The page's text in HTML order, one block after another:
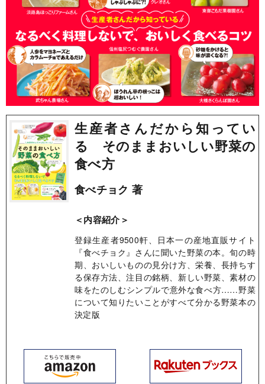
生産者さんだから知ってい
る そのままおいしい野菜の
食べ方
食べチョク 著
＜内容紹介＞
登録生産者9500軒、日本一の産地直販サイト
『食べチョク』さんに聞いた野菜の本。旬の時
期、おいしいものの見分け方、栄養、長持ちす
る保存方法、注目の銘柄、新しい野菜、素材の
味をたのしむシンプルで意外な食べ方……野菜
について知りたいことがすべて分かる野菜本の
決定版